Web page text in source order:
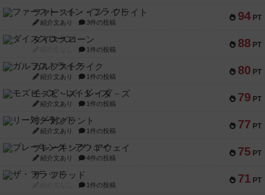
94 PT
ファースト・イン・フライト
紹介文あり 3件の投稿
88 PT
ダイススローン
1件の投稿
80 PT
ガルフストライク
紹介文あり 1件の投稿
79 PT
モズビ－ズ・レイダ－ズ
紹介文あり 1件の投稿
77 PT
リー対グラント
紹介文あり 1件の投稿
75 PT
ブレーキング・アウェイ
紹介文あり 4件の投稿
71 PT
ザ・フラッド
1件の投稿